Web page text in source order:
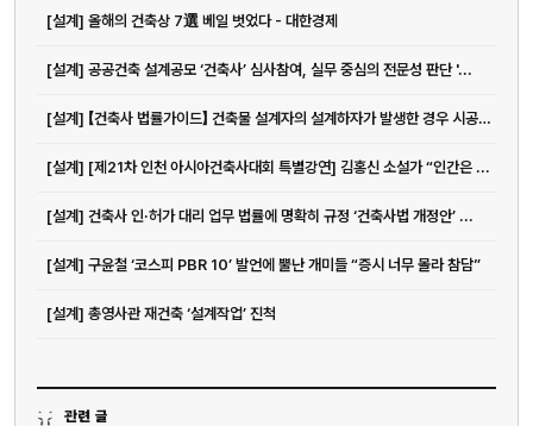
[설계] 올해의 건축상 7選 베일 벗었다 - 대한경제
[설계] 공공건축 설계공모 ‘건축사’ 심사참여, 실무 중심의 전문성 판단 '...
[설계] 【건축사 법률가이드】 건축물 설계자의 설계하자가 발생한 경우 시공과...
[설계] [제21차 인천 아시아건축사대회 특별강연] 김홍신 소설가 “인간은 ...
[설계] 건축사 인·허가 대리 업무 법률에 명확히 규정 ‘건축사법 개정안’ ...
[설계] 구윤철 ‘코스피 PBR 10’ 발언에 뿔난 개미들 “증시 너무 몰라 참담”
[설계] 총영사관 재건축 ‘설계작업’ 진척
관련 글